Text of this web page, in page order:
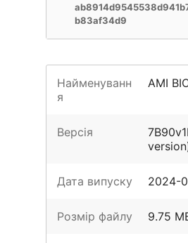
b83af34d9
Найменуванн
я
AMI
Версія
Дата випуску 2024-
Розмір файлу 9.75